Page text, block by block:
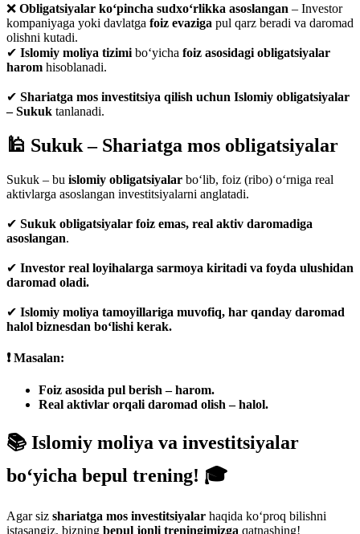
❌ Obligatsiyalar ko‘pincha sudxo‘rlikka asoslangan – Investor
kompaniyaga yoki davlatga foiz evaziga pul qarz beradi va daromad
olishni kutadi.
✔ Islomiy moliya tizimi bo‘yicha foiz asosidagi obligatsiyalar
harom hisoblanadi.
✔ Shariatga mos investitsiya qilish uchun Islomiy obligatsiyalar
– Sukuk tanlanadi.
🕌 Sukuk – Shariatga mos obligatsiyalar
Sukuk – bu islomiy obligatsiyalar bo‘lib, foiz (ribo) o‘rniga real
aktivlarga asoslangan investitsiyalarni anglatadi.
✔ Sukuk obligatsiyalar foiz emas, real aktiv daromadiga
asoslangan.
✔ Investor real loyihalarga sarmoya kiritadi va foyda ulushidan
daromad oladi.
✔ Islomiy moliya tamoyillariga muvofiq, har qanday daromad
halol biznesdan bo‘lishi kerak.
❗ Masalan:
Foiz asosida pul berish – harom.
Real aktivlar orqali daromad olish – halol.
📚 Islomiy moliya va investitsiyalar
bo‘yicha bepul trening! 🎓
Agar siz shariatga mos investitsiyalar haqida ko‘proq bilishni
istasangiz, bizning bepul jonli treningimizga qatnashing!